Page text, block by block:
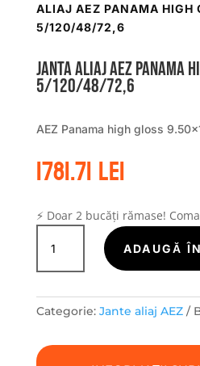
ALIAJ AEZ PANAMA HIGH
5/120/48/72,6
Janta aliaj AEZ Panama
5/120/48/72,6
AEZ Panama high gloss
1781.71lei
⚡ Doar 2 bucăți rămase!
Cantitate
Janta
aliaj
Panama
gloss
ADAUGĂ
Categorie: Jante aliaj AEZ